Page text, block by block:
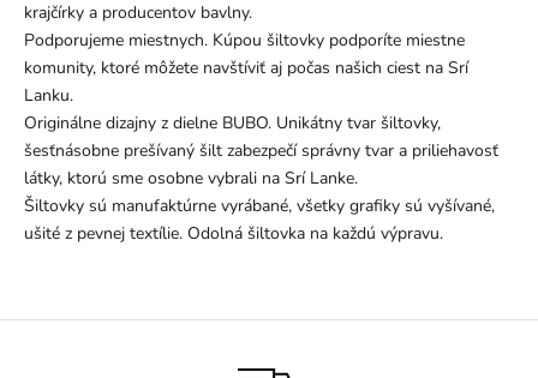
krajčírky a producentov bavlny.
Podporujeme miestnych. Kúpou šiltovky podporíte miestne
komunity, ktoré môžete navštíviť aj počas našich ciest na Srí
Lanku.
Originálne dizajny z dielne BUBO. Unikátny tvar šiltovky,
šesťnásobne prešívaný šilt zabezpečí správny tvar a priliehavosť
látky, ktorú sme osobne vybrali na Srí Lanke.
Šiltovky sú manufaktúrne vyrábané, všetky grafiky sú vyšívané,
ušité z pevnej textílie. Odolná šiltovka na každú výpravu.